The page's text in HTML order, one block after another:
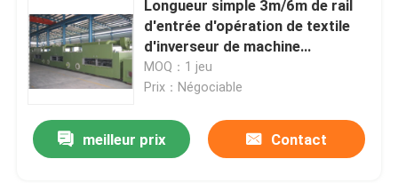
Compacteur de tissu de Knit
Machine de séchage de cylindre
rayonnages métalliques de stockage
Longueur simple 3m/6m de rail
d'entrée d'opération de textile
d'inverseur de machine
commandée de Stenter
MOQ：1 jeu
Prix：Négociable
meilleur prix Contact